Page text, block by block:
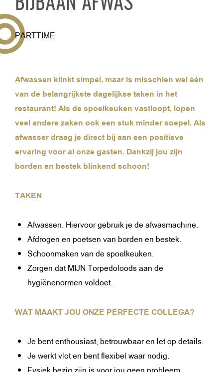
PARTTIME
Afwassen klinkt simpel, maar is misschien wel één
van de belangrijkste dagelijkse taken in het
restaurant! Als de spoelkeuken vastloopt, lopen
veel andere zaken ook een stuk minder soepel. Als
afwasser draag je direct bij aan een positieve
ervaring voor al onze gasten. Dankzij jou zijn
borden en bestek blinkend schoon!
TAKEN
Afwassen. Hiervoor gebruik je de afwasmachine.
Afdrogen en poetsen van borden en bestek.
Schoonmaken van de spoelkeuken.
Zorgen dat MIJN Torpedoloods aan de
hygiënenormen voldoet.
WAT MAAKT JOU ONZE PERFECTE COLLEGA?
Je bent enthousiast, betrouwbaar en let op details.
Je werkt vlot en bent flexibel waar nodig.